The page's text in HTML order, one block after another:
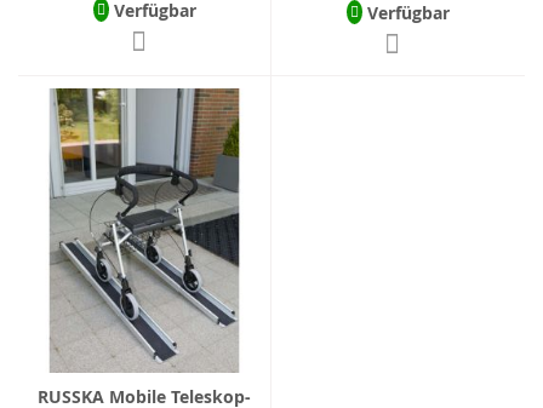
Verfügbar Verfügbar
RUSSKA Mobile Teleskop-